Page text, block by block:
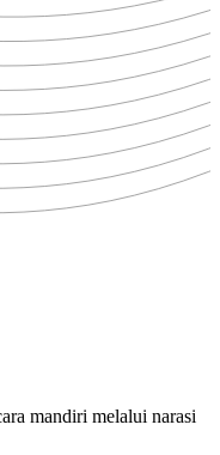
mandiri melalui narasi